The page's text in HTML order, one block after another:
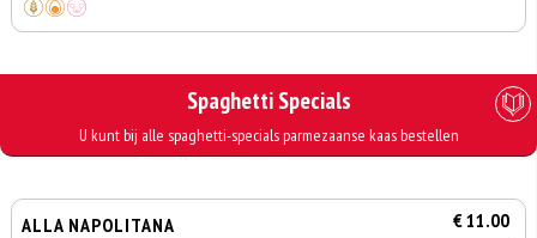
Spaghetti Specials
U kunt bij alle spaghetti-specials parmezaanse kaas bestellen
ALLA NAPOLITANA € 11.00